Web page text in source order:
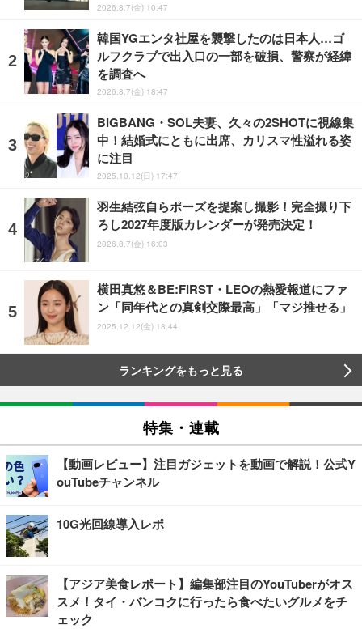
2026.8.7(金) 10:47
韓国YGエンタ社屋を襲撃したのは日本人…ゴ
ルフクラブで出入口の一部を破損、警察が経緯
を調査へ
2026.8.7(金) 18:47
BIGBANG・SOL夫妻、久々の2SHOTに視線集
中！結婚式にともに出席、カリスマ性溢れる姿
に注目
2025.10.12(日) 17:47
羽生結弦自らポーズを提案し撮影！完全撮り下
ろし2027年度版カレンダーが発売決定！
2026.8.7(金) 16:03
横田真悠＆BE:FIRST・LEOの熱愛報道にファ
ン「同年代との真剣交際最高」「マジ推せる」
2025.12.12(金) 18:44
ランキングをもっと見る
特集・連載
【動画レビュー】注目ガジェットを動画で解説！公式Y
ouTubeチャンネル
10G光回線導入レポ
【アジア美食レポート】編集部注目のYouTuberがオス
スメ！タイ・バンコクに行ったら食べたいグルメをチ
ェック